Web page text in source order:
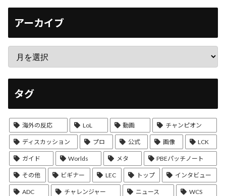
アーカイブ
タグ
海外の反応 LoL 動画 チャンピオン
ディスカッション プロ 公式 画像 LCK
ガイド Worlds メタ PBEパッチノート
その他 ビギナー LEC トップ インタビュー
ADC チャレンジャー ニュース WCS